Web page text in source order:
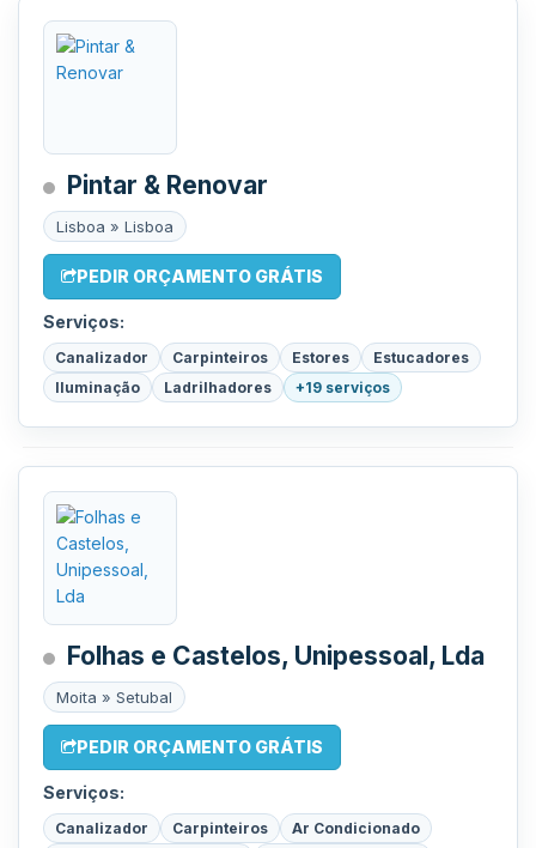
Pintar & Renovar
Lisboa » Lisboa
PEDIR ORÇAMENTO GRÁTIS
Serviços:
Canalizador Carpinteiros Estores
Estucadores
Iluminação
Ladrilhadores +19 serviços
Folhas e Castelos, Unipessoal, Lda
Moita » Setubal
PEDIR ORÇAMENTO GRÁTIS
Serviços:
Canalizador Carpinteiros
Ar Condicionado